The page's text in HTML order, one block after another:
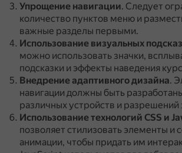
Упрощение навигации. Следует
количество пунктов меню и
важные разделы первыми.
Использование визуальных
можно использовать значки,
подсказки и эффекты наведения
Внедрение адаптивного дизайна.
навигации должны быть
различных устройств и разрешений
Использование технологий CSS и
позволяет стилизовать элементы и
анимации, чтобы придать им